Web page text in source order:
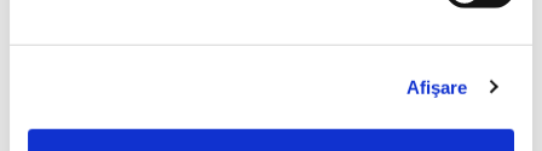
Afişare
Thierry Wolton,Lumea noastră orwelliană